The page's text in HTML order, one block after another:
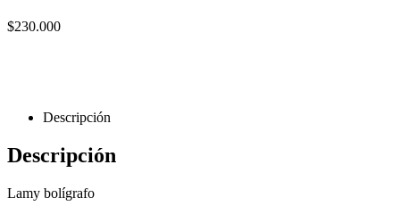
$230.000
Descripción
Descripción
Lamy bolígrafo